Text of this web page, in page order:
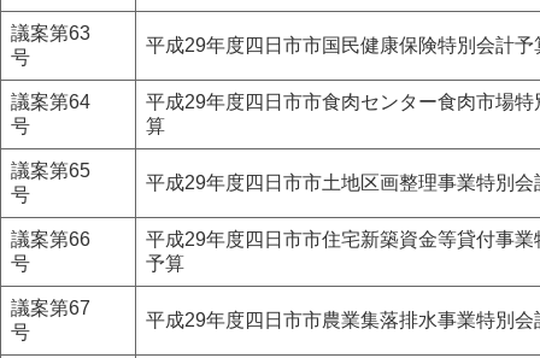
議案第63
号
平成29年度四日市市国民健康保険特別会計予
議案第64
号
平成29年度四日市市食肉センター食肉市場特
算
議案第65
号
平成29年度四日市市土地区画整理事業特別会
議案第66
号
平成29年度四日市市住宅新築資金等貸付事業
予算
議案第67
号
平成29年度四日市市農業集落排水事業特別会